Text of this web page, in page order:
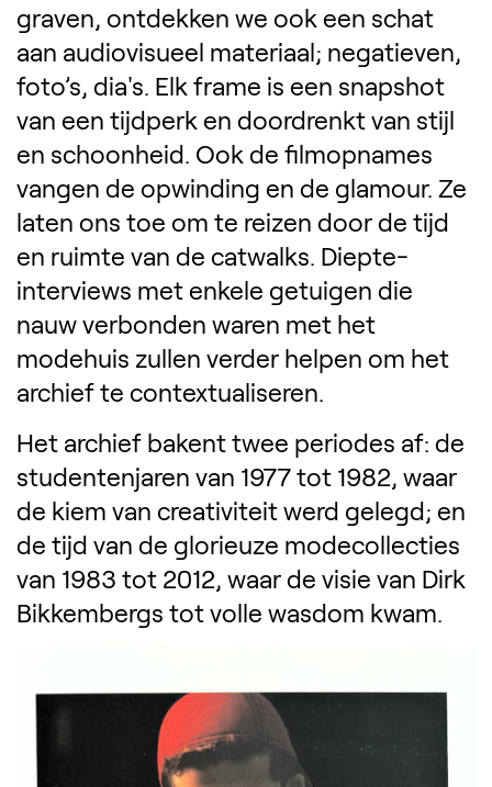
graven, ontdekken we ook een schat
aan audiovisueel materiaal; negatieven,
foto’s, dia's. Elk frame is een snapshot
van een tijdperk en doordrenkt van stijl
en schoonheid. Ook de filmopnames
vangen de opwinding en de glamour. Ze
laten ons toe om te reizen door de tijd
en ruimte van de catwalks. Diepte-
interviews met enkele getuigen die
nauw verbonden waren met het
modehuis zullen verder helpen om het
archief te contextualiseren.
Het archief bakent twee periodes af: de
studentenjaren van 1977 tot 1982, waar
de kiem van creativiteit werd gelegd; en
de tijd van de glorieuze modecollecties
van 1983 tot 2012, waar de visie van Dirk
Bikkembergs tot volle wasdom kwam.